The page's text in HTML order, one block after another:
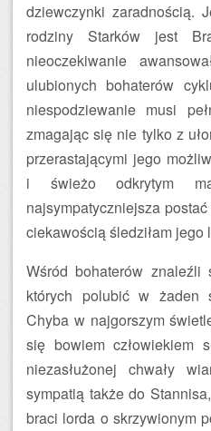
dziewczynki zaradnością.
rodziny Starków jest
nieoczekiwanie
ulubionych bohaterów
niespodziewanie musi
zmagając się nie tylko z
przerastającymi jego
i świeżo odkrytym
najsympatyczniejsza
ciekawością śledziłam jego
Wśród bohaterów
których polubić w żaden
Chyba w najgorszym
się bowiem człowiekiem
niezasłużonej chwały
sympatią także do
braci lorda o skrzywionym